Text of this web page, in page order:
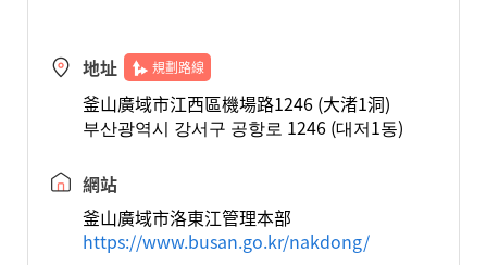
地址 規劃路線
釜山廣域市江西區機場路1246 (大渚1洞)
부산광역시 강서구 공항로 1246 (대저1동)
網站
釜山廣域市洛東江管理本部
https://www.busan.go.kr/nakdong/